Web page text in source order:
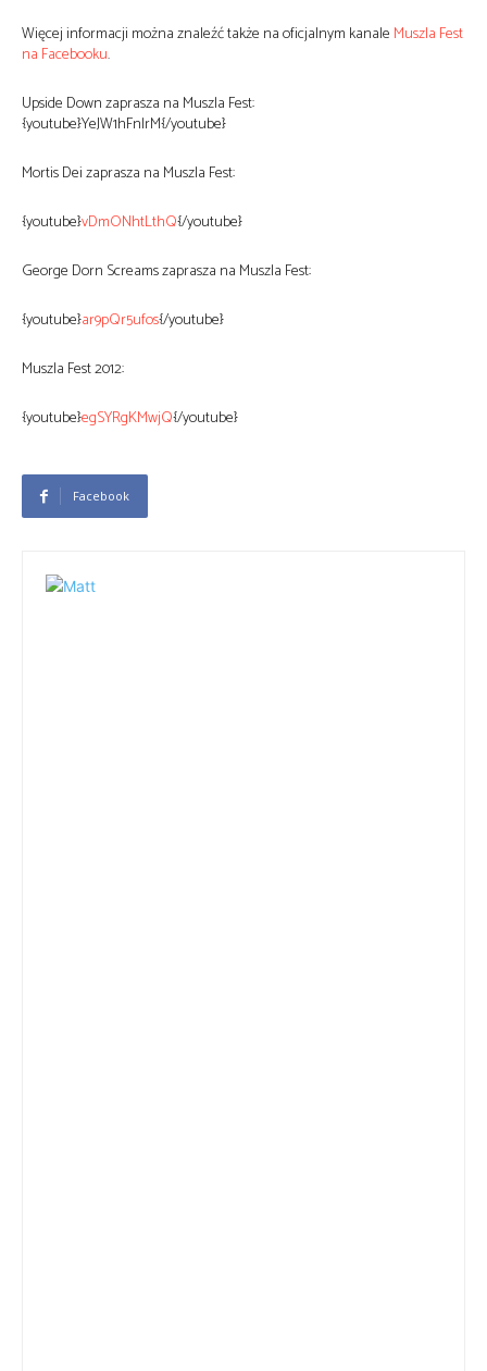
Więcej informacji można znaleźć także na oficjalnym kanale Muszla Fest
na Facebooku.
Upside Down zaprasza na Muszla Fest:
{youtube}YeJW1hFnlrM{/youtube}
Mortis Dei zaprasza na Muszla Fest:
{youtube}vDmONhtLthQ{/youtube}
George Dorn Screams zaprasza na Muszla Fest:
{youtube}ar9pQr5ufos{/youtube}
Muszla Fest 2012:
{youtube}egSYRgKMwjQ{/youtube}
Facebook